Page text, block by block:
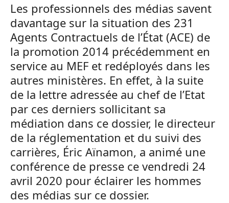
Les professionnels des médias savent
davantage sur la situation des 231
Agents Contractuels de l’État (ACE) de
la promotion 2014 précédemment en
service au MEF et redéployés dans les
autres ministères. En effet, à la suite
de la lettre adressée au chef de l’Etat
par ces derniers sollicitant sa
médiation dans ce dossier, le directeur
de la réglementation et du suivi des
carrières, Éric Aïnamon, a animé une
conférence de presse ce vendredi 24
avril 2020 pour éclairer les hommes
des médias sur ce dossier.